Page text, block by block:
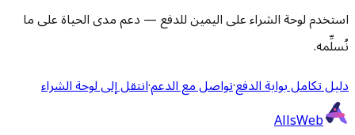
استخدم لوحة الشراء على اليمين للدفع — دعم مدى الحياة على ما
نُسلِّمه.
دليل تكامل بوابة الدفع·تواصل مع الدعم·انتقل إلى لوحة الشراء
AllsWeb